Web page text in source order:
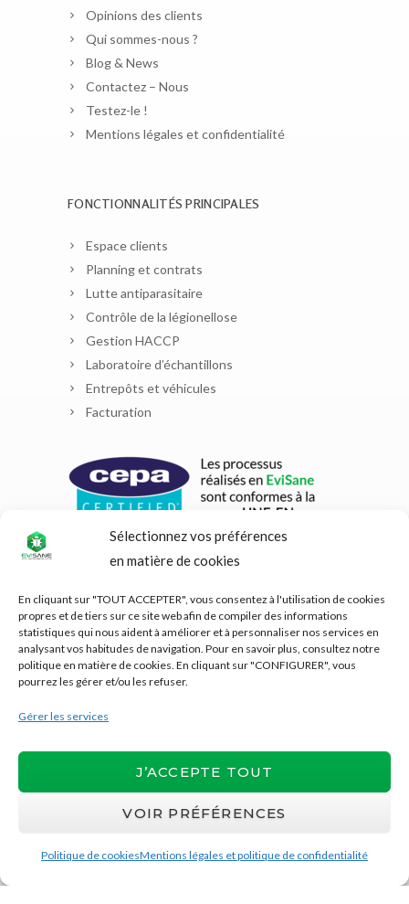
Sélectionnez vos préférences
en matière de cookies
En cliquant sur "TOUT ACCEPTER", vous consentez à l'utilisation de cookies
propres et de tiers sur ce site web afin de compiler des informations
statistiques qui nous aident à améliorer et à personnaliser nos services en
analysant vos habitudes de navigation. Pour en savoir plus, consultez notre
politique en matière de cookies. En cliquant sur "CONFIGURER", vous
pourrez les gérer et/ou les refuser.
Gérer les services
J’ACCEPTE TOUT
VOIR PRÉFÉRENCES
Politique de cookiesMentions légales et politique de confidentialité
Opinions des clients
Qui sommes-nous ?
Blog & News
Contactez – Nous
Testez-le !
Mentions légales et confidentialité
FONCTIONNALITÉS PRINCIPALES
Espace clients
Planning et contrats
Lutte antiparasitaire
Contrôle de la légionellose
Gestion HACCP
Laboratoire d’échantillons
Entrepôts et véhicules
Facturation
Copyright © 2026EviSane| Conçu et